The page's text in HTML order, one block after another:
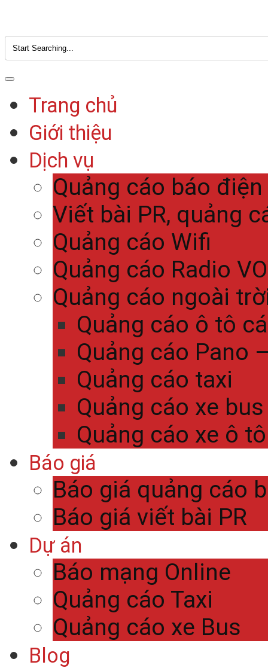
Trang chủ
Giới thiệu
Dịch vụ
Quảng cáo báo
Viết bài PR, quảng
Quảng cáo Wifi
Quảng cáo Radio
Quảng cáo ngoài
Quảng cáo ô tô
Quảng cáo Pano
Quảng cáo taxi
Quảng cáo xe bus
Quảng cáo xe ô
Báo giá
Báo giá quảng cáo
Báo giá viết bài PR
Dự án
Báo mạng Online
Quảng cáo Taxi
Quảng cáo xe Bus
Blog